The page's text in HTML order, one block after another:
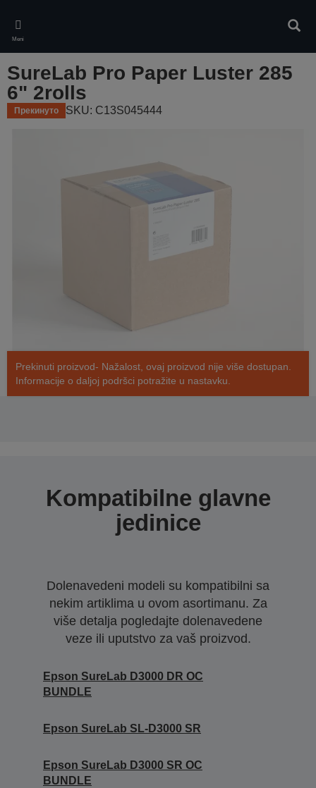
main
content
Meni
SureLab Pro Paper Luster 285
6" 2rolls
Прекинуто SKU: C13S045444
Prekinuti proizvod- Nažalost, ovaj proizvod nije više dostupan.
Informacije o daljoj podršci potražite u nastavku.
Kompatibilne glavne
jedinice
Dolenavedeni modeli su kompatibilni sa
nekim artiklima u ovom asortimanu. Za
više detalja pogledajte dolenavedene
veze ili uputstvo za vaš proizvod.
Epson SureLab D3000 DR OC
BUNDLE
Epson SureLab SL-D3000 SR
Epson SureLab D3000 SR OC
BUNDLE